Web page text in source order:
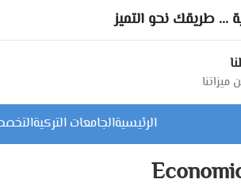
... طريقك نحو التميز
الرئيسيةالجامعات التركية